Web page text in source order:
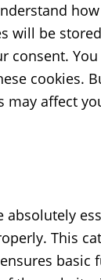
will be
consent.
cookies.
may affect
absolutely
This
basic